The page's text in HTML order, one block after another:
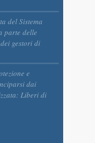
del Sistema
parte delle
gestori di
e
dai
Liberi di